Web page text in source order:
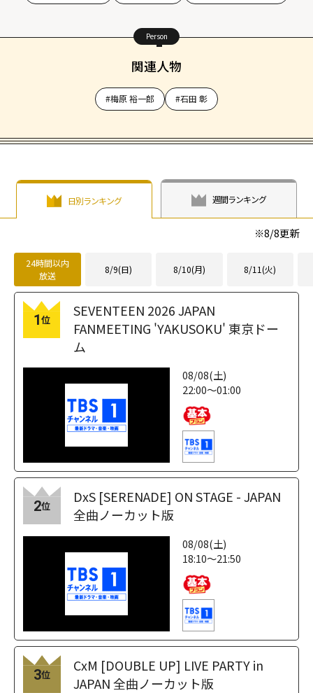
Person
関連人物
#梅原 裕一郎 #石田 彰
日別ランキング 週間ランキング
※8/8更新
24時間以内
放送
8/9(日) 8/10(月) 8/11(火)
1 位
SEVENTEEN 2026 JAPAN
FANMEETING 'YAKUSOKU' 東京ドー
ム
08/08(土)
22:00～01:00
2位
DxS [SERENADE] ON STAGE - JAPAN
全曲ノーカット版
08/08(土)
18:10～21:50
3位
CxM [DOUBLE UP] LIVE PARTY in
JAPAN 全曲ノーカット版